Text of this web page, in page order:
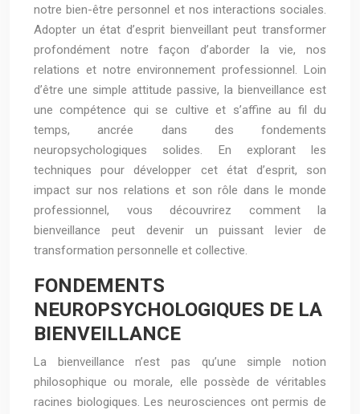
notre bien-être personnel et nos interactions sociales.
Adopter un état d’esprit bienveillant peut transformer
profondément notre façon d’aborder la vie, nos
relations et notre environnement professionnel. Loin
d’être une simple attitude passive, la bienveillance est
une compétence qui se cultive et s’affine au fil du
temps, ancrée dans des fondements
neuropsychologiques solides. En explorant les
techniques pour développer cet état d’esprit, son
impact sur nos relations et son rôle dans le monde
professionnel, vous découvrirez comment la
bienveillance peut devenir un puissant levier de
transformation personnelle et collective.
FONDEMENTS
NEUROPSYCHOLOGIQUES DE LA
BIENVEILLANCE
La bienveillance n’est pas qu’une simple notion
philosophique ou morale, elle possède de véritables
racines biologiques. Les neurosciences ont permis de